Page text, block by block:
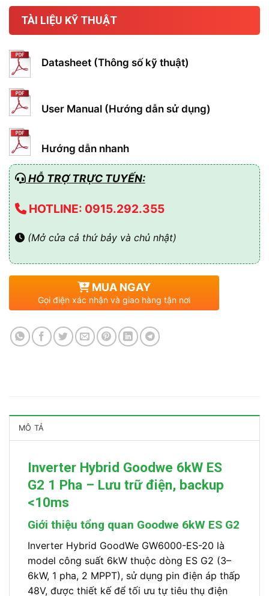
TÀI LIỆU KỸ THUẬT
Datasheet (Thông số kỹ thuật)
User Manual (Hướng dẫn sử dụng)
Hướng dẫn nhanh
HỖ TRỢ TRỰC TUYẾN:
HOTLINE: 0915.292.355
(Mở cửa cả thứ bảy và chủ nhật)
MUA NGAY
Gọi điện xác nhận và giao hàng tận nơi
MÔ TẢ
Inverter Hybrid Goodwe 6kW ES
G2 1 Pha – Lưu trữ điện, backup
<10ms
Giới thiệu tổng quan Goodwe 6kW ES G2
Inverter Hybrid GoodWe GW6000-ES-20 là
model công suất 6kW thuộc dòng ES G2 (3–
6kW, 1 pha, 2 MPPT), sử dụng pin điện áp thấp
48V, được thiết kế để tối ưu tự tiêu thụ điện